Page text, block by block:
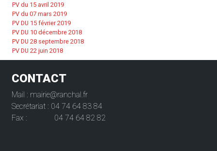
PV du 15 avril 2019
PV du 07 mars 2019
PV DU 15 février 2019
PV DU 10 décembre 2018
PV DU 28 septembre 2018
PV DU 22 juin 2018
CONTACT
Mail : mairie@ranchal.fr
Secrétariat : 04 74 64 83 84
Fax : 04 74 64 82 82